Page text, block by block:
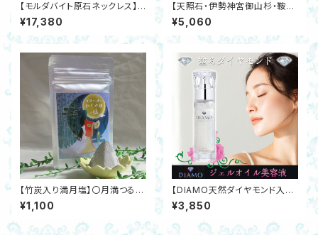
【モルダバイト原石ネックレス】テ
クタイト ステンレスK18ゴールド
コーティングチェーン 開運 ヒー
リング 邪気除け
¥17,380
【天照石・伊勢神宮御山杉・鞍馬
石付ペガサスキーホルダー】ム
ーンストーン 陰陽 ゴールド シ
ルバー開運 金運 邪気除け
¥5,060
【竹炭入り満月塩】〇月満つる夜
のかぐや姫の塩〇高還元天然塩
¥1,100
【DIAMO天然ダイヤモンド入ジ
ェルオイル美容液】0.1 ct塗るダ
イヤモンド バラ精油 オールイン
ワン アンチエイジング
¥3,850